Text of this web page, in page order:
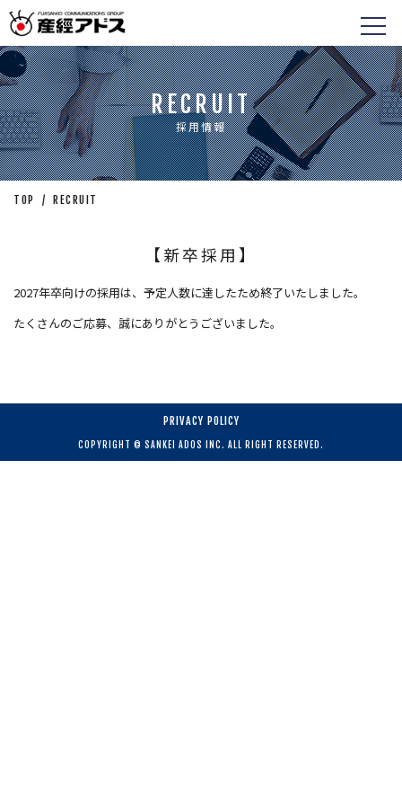
RECRUIT
採用情報
TOP / RECRUIT
【新卒採用】
2027年卒向けの採用は、予定人数に達したため終了いたしました。
たくさんのご応募、誠にありがとうございました。
PRIVACY POLICY
COPYRIGHT © SANKEI ADOS INC. ALL RIGHT RESERVED.